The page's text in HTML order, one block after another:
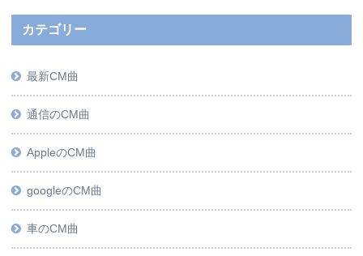
カテゴリー
最新CM曲
通信のCM曲
AppleのCM曲
googleのCM曲
車のCM曲